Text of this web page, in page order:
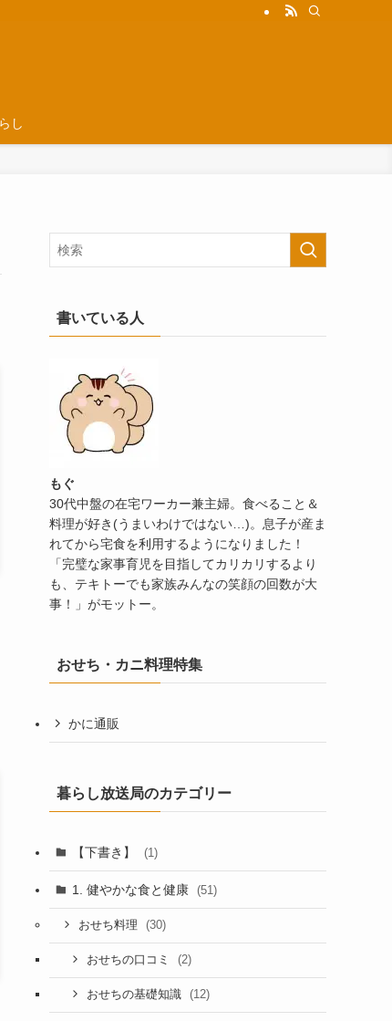
し
書いている人
もぐ
30代中盤の在宅ワーカー兼主婦。食べること＆
料理が好き(うまいわけではない…)。息子が産ま
れてから宅食を利用するようになりました！
「完璧な家事育児を目指してカリカリするより
も、テキトーでも家族みんなの笑顔の回数が大
事！」がモットー。
おせち・カニ料理特集
かに通販
暮らし放送局のカテゴリー
【下書き】 (1)
1. 健やかな食と健康 (51)
おせち料理 (30)
おせちの口コミ (2)
おせちの基礎知識 (12)